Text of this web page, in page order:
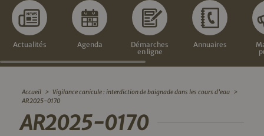
Actualités Agenda
Démarches
en ligne
Annuaires
Accueil > Vigilance canicule : interdiction de baignade dans les cours d’eau >
AR2025-0170
AR2025-0170